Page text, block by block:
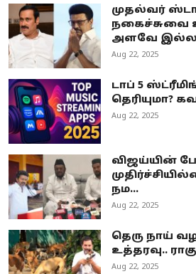
முதல்வர்
நகைச்சுவை
அளவே
Aug 22, 2025
டாப் 5
தெரியுமா?
Aug 22, 2025
விஜய்யின்
நம...
Aug 22, 2025
தெரு நாய்
உத்தரவு..
Aug 22, 2025